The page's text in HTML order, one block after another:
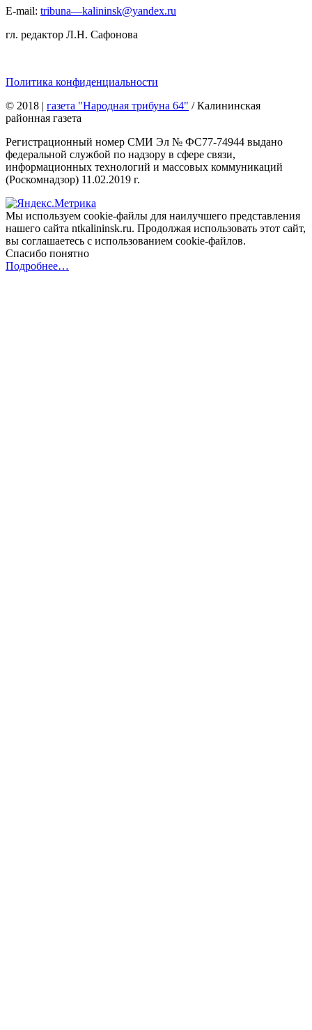
E-mail: tribuna—kalininsk@yandex.ru
гл. редактор Л.Н. Сафонова
Политика конфиденциальности
© 2018 | газета "Народная трибуна 64" / Калининская
районная газета
Регистрационный номер СМИ Эл № ФС77-74944 выдано
федеральной службой по надзору в сфере связи,
информационных технологий и массовых коммуникаций
(Роскомнадзор) 11.02.2019 г.
Мы используем cookie-файлы для наилучшего представления
нашего сайта ntkalininsk.ru. Продолжая использовать этот сайт,
вы соглашаетесь с использованием cookie-файлов.
Спасибо понятно
Подробнее…